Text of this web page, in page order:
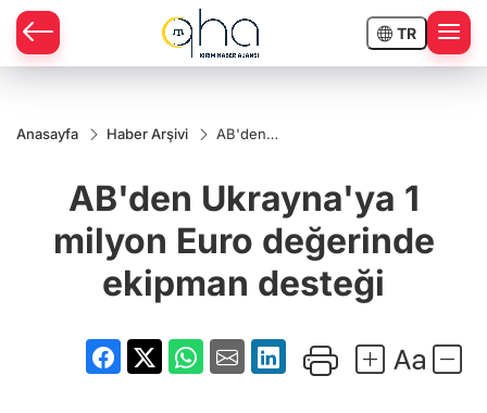
TR
Anasayfa Haber Arşivi
AB'den
Euro
değerinde
desteği
AB'den Ukrayna'ya 1
milyon Euro değerinde
ekipman desteği